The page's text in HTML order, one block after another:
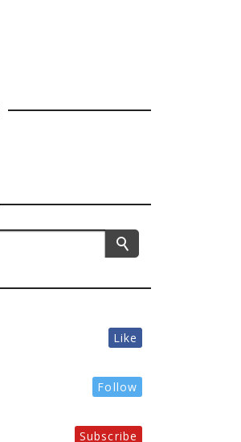
Like
Follow
Subscribe